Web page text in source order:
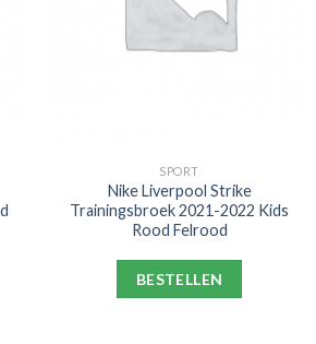
SPORT
Nike Liverpool Strike
Trainingsbroek 2021-2022 Kids
Rood Felrood
BESTELLEN